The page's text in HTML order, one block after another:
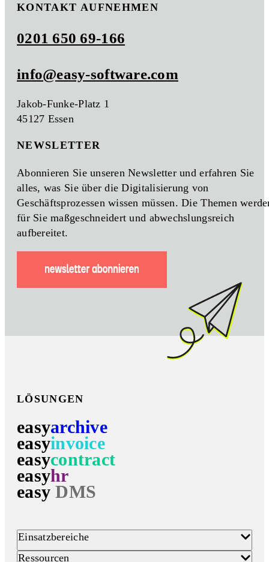
KONTAKT AUFNEHMEN
0201 650 69-166
info@easy-software.com
Jakob-Funke-Platz 1
45127 Essen
NEWSLETTER
Abonnieren Sie unseren Newsletter und erfahren Sie
alles, was Sie über die Digitalisierung von
Geschäftsprozessen wissen müssen. Die Themen
für Sie maßgeschneidert und abwechslungsreich
aufbereitet.
LÖSUNGEN
easyarchive
easyinvoice
easycontract
easyhr
easy DMS
Einsatzbereiche
Ressourcen